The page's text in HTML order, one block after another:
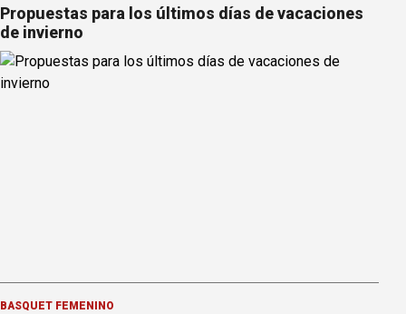
Propuestas para los últimos días de vacaciones
de invierno
BÁSQUET FEMENINO